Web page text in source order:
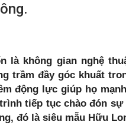
là không gian nghệ
trầm đầy góc khuất
động lực giúp họ
tiếp tục chào đón
đó là siêu mẫu Hữu